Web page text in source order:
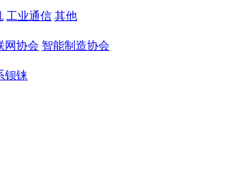
工业通信 其他
网协会 智能制造协会
钡铼